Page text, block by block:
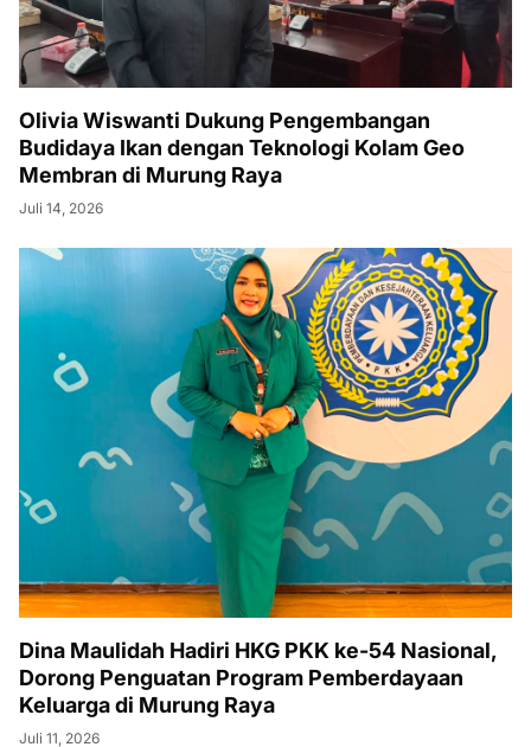
Olivia Wiswanti Dukung Pengembangan
Budidaya Ikan dengan Teknologi Kolam Geo
Membran di Murung Raya
Juli 14, 2026
Dina Maulidah Hadiri HKG PKK ke-54 Nasional,
Dorong Penguatan Program Pemberdayaan
Keluarga di Murung Raya
Juli 11, 2026